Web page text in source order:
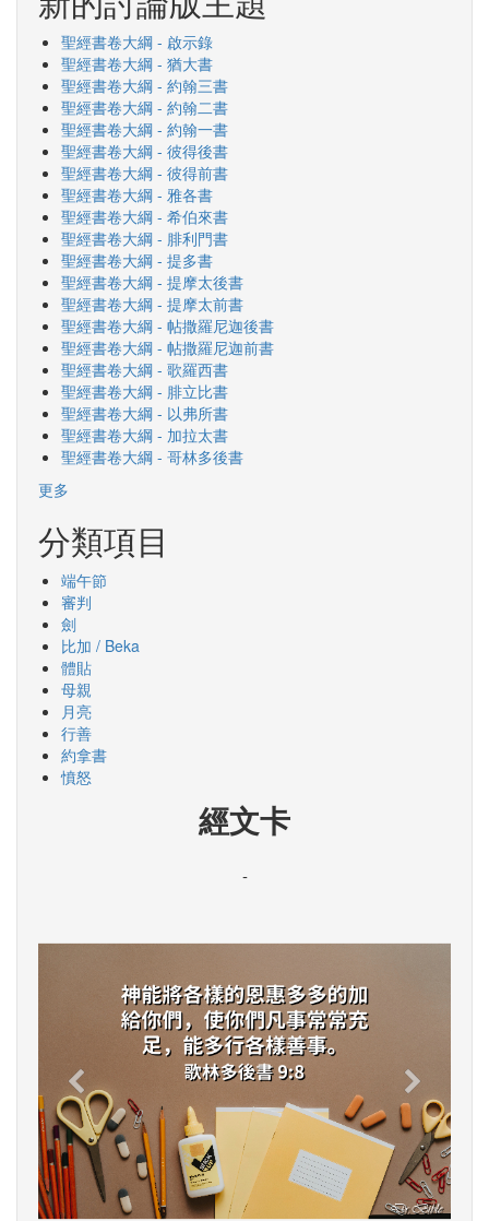
聖經書卷大綱 - 啟示錄
聖經書卷大綱 - 猶大書
聖經書卷大綱 - 約翰三書
聖經書卷大綱 - 約翰二書
聖經書卷大綱 - 約翰一書
聖經書卷大綱 - 彼得後書
聖經書卷大綱 - 彼得前書
聖經書卷大綱 - 雅各書
聖經書卷大綱 - 希伯來書
聖經書卷大綱 - 腓利門書
聖經書卷大綱 - 提多書
聖經書卷大綱 - 提摩太後書
聖經書卷大綱 - 提摩太前書
聖經書卷大綱 - 帖撒羅尼迦後書
聖經書卷大綱 - 帖撒羅尼迦前書
聖經書卷大綱 - 歌羅西書
聖經書卷大綱 - 腓立比書
聖經書卷大綱 - 以弗所書
聖經書卷大綱 - 加拉太書
聖經書卷大綱 - 哥林多後書
更多
分類項目
端午節
審判
劍
比加 / Beka
體貼
母親
月亮
行善
約拿書
憤怒
經文卡
-